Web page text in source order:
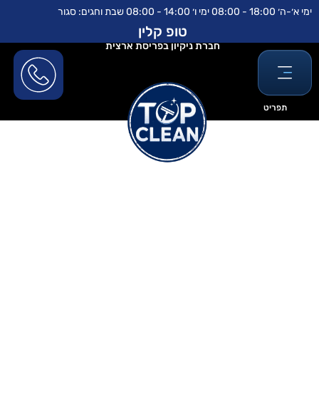
לתוכן
דילוג
ימי א׳-ה׳ 18:00 - 08:00 ימי ו׳ 14:00 - 08:00 שבת וחגים: סגור
תפריט
טופ קלין
חברת ניקיון בפריסת ארצית